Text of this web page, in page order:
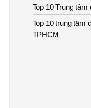
Top 10 Trung
Top 10 trung tâm
TPHCM